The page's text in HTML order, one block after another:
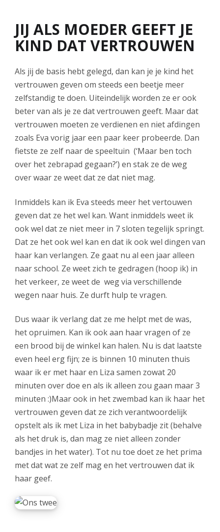
JIJ ALS MOEDER GEEFT JE
KIND DAT VERTROUWEN
Als jij de basis hebt gelegd, dan kan je je kind het
vertrouwen geven om steeds een beetje meer
zelfstandig te doen. Uiteindelijk worden ze er ook
beter van als je ze dat vertrouwen geeft. Maar dat
vertrouwen moeten ze verdienen en niet afdingen
zoals Eva vorig jaar een paar keer probeerde. Dan
fietste ze zelf naar de speeltuin (‘Maar ben toch
over het zebrapad gegaan?’) en stak ze de weg
over waar ze weet dat ze dat niet mag.
Inmiddels kan ik Eva steeds meer het vertouwen
geven dat ze het wel kan. Want inmiddels weet ik
ook wel dat ze niet meer in 7 sloten tegelijk springt.
Dat ze het ook wel kan en dat ik ook wel dingen van
haar kan verlangen. Ze gaat nu al een jaar alleen
naar school. Ze weet zich te gedragen (hoop ik) in
het verkeer, ze weet de weg via verschillende
wegen naar huis. Ze durft hulp te vragen.
Dus waar ik verlang dat ze me helpt met de was,
het opruimen. Kan ik ook aan haar vragen of ze
een brood bij de winkel kan halen. Nu is dat laatste
even heel erg fijn; ze is binnen 10 minuten thuis
waar ik er met haar en Liza samen zowat 20
minuten over doe en als ik alleen zou gaan maar 3
minuten :)Maar ook in het zwembad kan ik haar het
vertrouwen geven dat ze zich verantwoordelijk
opstelt als ik met Liza in het babybadje zit (behalve
als het druk is, dan mag ze niet alleen zonder
bandjes in het water). Tot nu toe doet ze het prima
met dat wat ze zelf mag en het vertrouwen dat ik
haar geef.